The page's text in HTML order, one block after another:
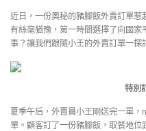
近日，一份奧秘的豬腳飯外賣訂單惹
有絲毫猶豫，第一時間選擇了向國
事？讓我們跟隨小王的外賣訂單一探
特別
夏季午后，外賣員小王剛送完一單，
單。顧客訂了一份豬腳飯，取餐地位